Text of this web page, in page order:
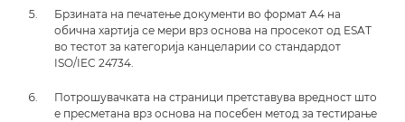
Брзината на печатење документи во формат А4 на
обична хартија се мери врз основа на просекот од ESAT
во тестот за категорија канцеларии со стандардот
ISO/IEC 24734.
Потрошувачката на страници претставува вредност што
е пресметана врз основа на посебен метод за тестирање